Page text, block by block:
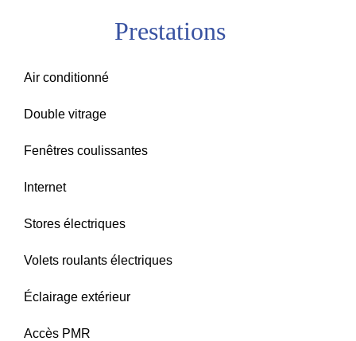
Prestations
Air conditionné
Double vitrage
Fenêtres coulissantes
Internet
Stores électriques
Volets roulants électriques
Éclairage extérieur
Accès PMR